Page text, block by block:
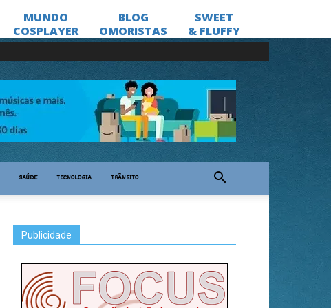
SAÚDE TECNOLOGIA TRÂNSITO
Publicidade